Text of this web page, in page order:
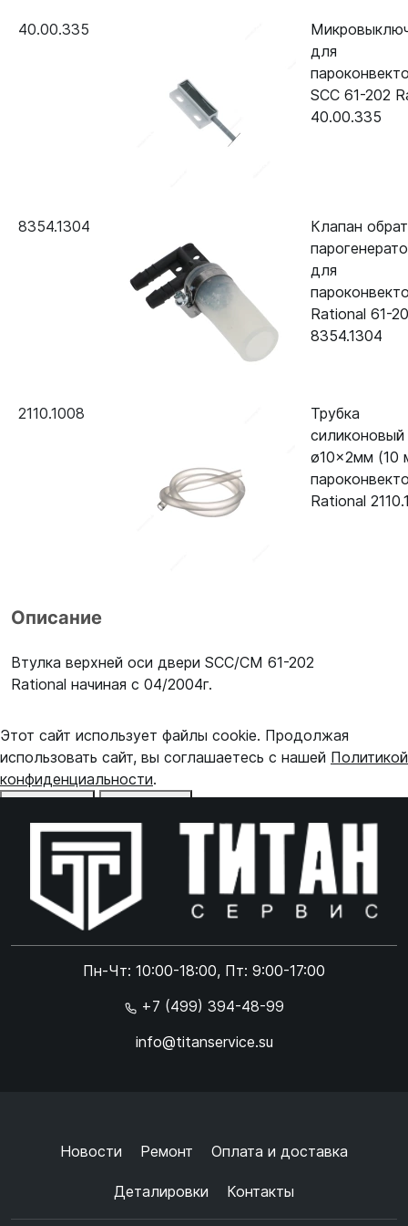
WE 201G (газ)
24.00.147
40.00.335
для
SCC 61-202
40.00.335
8354.1304
Клапан
для
Rational 61-
8354.1304
2110.1008
Трубка
силиконовый
ø10x2мм (10
Rational
Описание
Втулка верхней оси двери SCC/CM 61-202
Rational начиная с 04/2004г.
Пн-Чт: 10:00-18:00, Пт: 9:00-17:00
+7 (499) 394-48-99
info@titanservice.su
Новости Ремонт Оплата и доставка
Деталировки Контакты
Этот сайт использует файлы cookie. Продолжая
использовать сайт, вы соглашаетесь с нашей Политикой
конфиденциальности.
Online чат
Online чат